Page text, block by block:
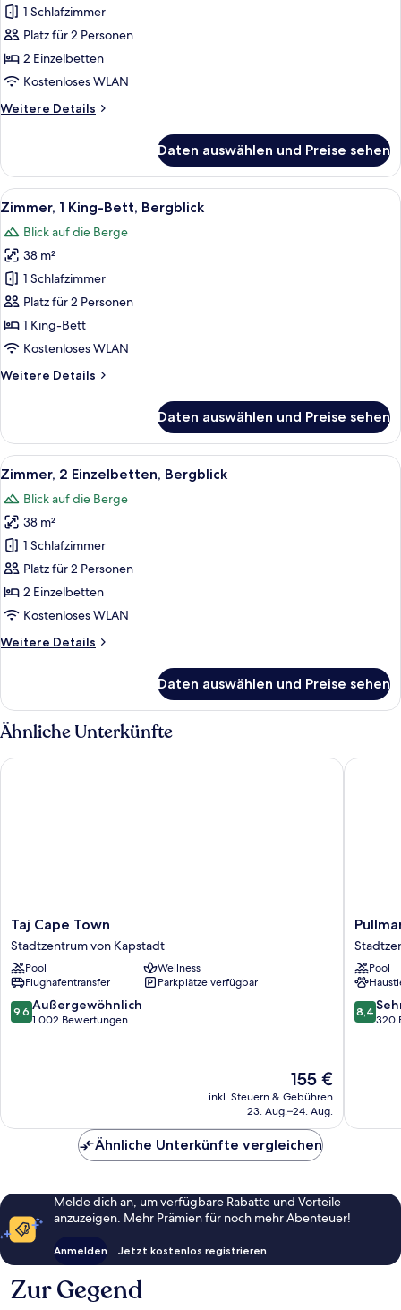
2 Einzelbetten
anzeigen
1 Schlafzimmer
Platz für 2 Personen
2 Einzelbetten
Kostenloses WLAN
Weitere Details
Weitere
2 Einzelbetten
Daten auswählen und Preise sehen
Alle
Fotos
für
Zimmer,
1 King-
Bett,
Bergblick
anzeigen
Ein Hotelzimmer mit einem großen
7
Zimmer, 1 King-Bett, Bergblick
Blick auf die Berge
38 m²
1 Schlafzimmer
Platz für 2 Personen
1 King-Bett
Kostenloses WLAN
Weitere Details
Weitere
1 King-
Bett,
Bergblick
Daten auswählen und Preise sehen
Alle
Fotos
für
Zimmer,
2 Einzelbetten,
Bergblick
anzeigen
Ein Hotelzimmer mit zwei Betten,
9
Zimmer, 2 Einzelbetten, Bergblick
Blick auf die Berge
38 m²
1 Schlafzimmer
Platz für 2 Personen
2 Einzelbetten
Kostenloses WLAN
Weitere Details
Weitere
2 Einzelbetten,
Bergblick
Daten auswählen und Preise sehen
Ähnliche Unterkünfte
Taj
Cape
Town
Stadtzentrum
von
Kapstadt
Taj Cape Town
Stadtzentrum von Kapstadt
Pool
Wellness
Flughafentransfer
Parkplätze verfügbar
9.6
von
9,6 Außergewöhnlich
1.002 Bewertungen
Der
Preis
beträgt
155 €
inkl. Steuern & Gebühren
23. Aug.–24. Aug.
Taj Cape Town
Pullman
Cape
Town
City
Centre
von
Pool
8.4
von
8,4
320
Pullman
Ähnliche Unterkünfte vergleichen
Melde dich an, um verfügbare Rabatte und Vorteile
anzuzeigen. Mehr Prämien für noch mehr Abenteuer!
Anmelden Jetzt kostenlos registrieren
Zur Gegend